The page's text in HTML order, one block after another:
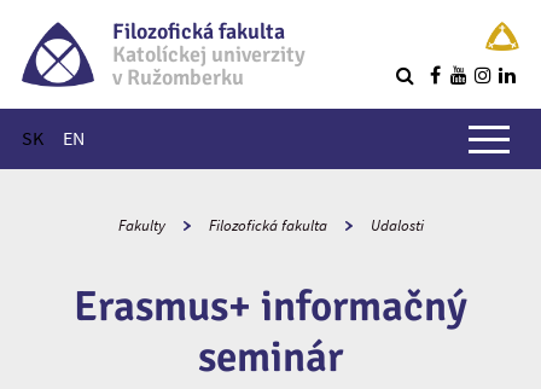
Filozofická fakulta
Katolíckej univerzity
v Ružomberku
SK EN
Hlavné menu
Fakulty Filozofická fakulta Udalosti
Erasmus+ informačný
seminár